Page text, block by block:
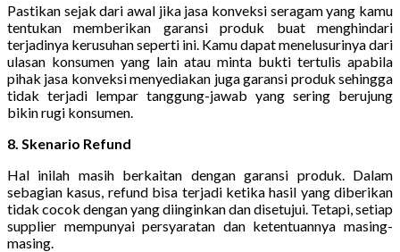
Pastikan sejak dari awal jika jasa konveksi seragam yang kamu
tentukan memberikan garansi produk buat menghindari
terjadinya kerusuhan seperti ini. Kamu dapat menelusurinya dari
ulasan konsumen yang lain atau minta bukti tertulis apabila
pihak jasa konveksi menyediakan juga garansi produk sehingga
tidak terjadi lempar tanggung-jawab yang sering berujung
bikin rugi konsumen.
8. Skenario Refund
Hal inilah masih berkaitan dengan garansi produk. Dalam
sebagian kasus, refund bisa terjadi ketika hasil yang diberikan
tidak cocok dengan yang diinginkan dan disetujui. Tetapi, setiap
supplier mempunyai persyaratan dan ketentuannya masing-
masing.